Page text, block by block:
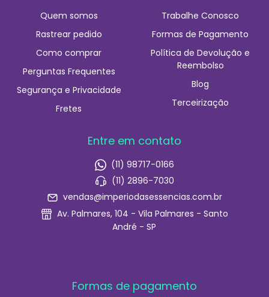
Quem somos
Rastrear pedido
Como comprar
Perguntas Frequentes
Segurança e Privacidade
Fretes
Trabalhe Conosco
Formas de Pagamento
Política de Devolução e
Reembolso
Blog
Terceirização
Entre em contato
(11) 98717-0166
(11) 2896-7030
vendas@imperiodasessencias.com.br
Av. Palmares, 104 - Vila Palmares - Santo
André - SP
Formas de pagamento